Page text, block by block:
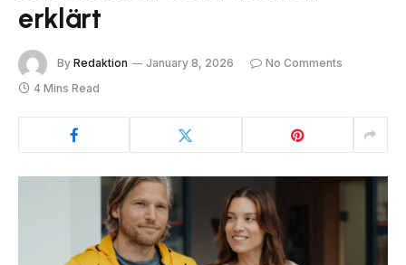
erklärt
By Redaktion January 8, 2026
No Comments
4 Mins Read